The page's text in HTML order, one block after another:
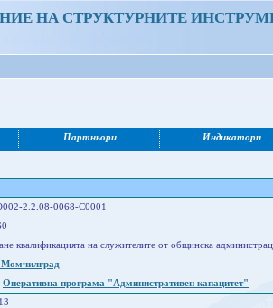
НА СТРУКТУРНИТЕ
Партньори Индикатори
2.2.08-0068-C0001
квалификацията на служителите от общинска
Оперативна програма "Административен капацитет"